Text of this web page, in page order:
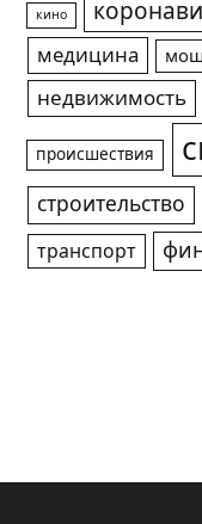
кино
медицина
недвижимость
происшествия
строительство
транспорт